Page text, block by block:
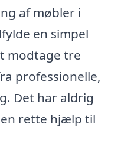
af møbler i
en simpel
modtage tre
professionelle,
Det har aldrig
rette hjælp til